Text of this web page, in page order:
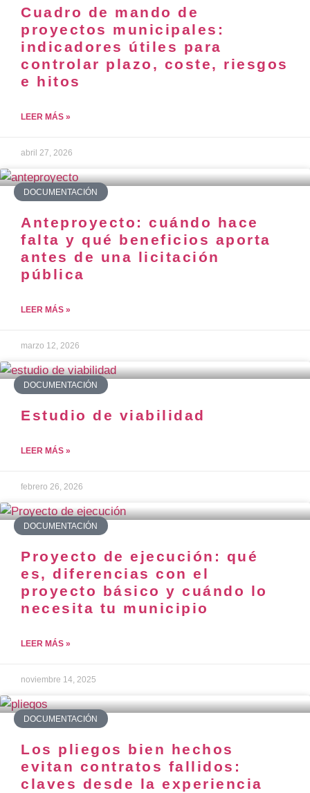
Cuadro de mando de
proyectos municipales:
indicadores útiles para
controlar plazo, coste, riesgos
e hitos
LEER MÁS »
abril 27, 2026
DOCUMENTACIÓN
Anteproyecto: cuándo hace
falta y qué beneficios aporta
antes de una licitación
pública
LEER MÁS »
marzo 12, 2026
DOCUMENTACIÓN
Estudio de viabilidad
LEER MÁS »
febrero 26, 2026
DOCUMENTACIÓN
Proyecto de ejecución: qué
es, diferencias con el
proyecto básico y cuándo lo
necesita tu municipio
LEER MÁS »
noviembre 14, 2025
DOCUMENTACIÓN
Los pliegos bien hechos
evitan contratos fallidos:
claves desde la experiencia